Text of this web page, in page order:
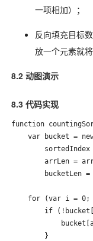
一项相加）；
反向填充目标
放一个元素就将
8.2 动图演示
8.3 代码实现
function
var bucket =
sortedIndex
arrLen =
bucketLen =
for (var i = 0;
if
        }